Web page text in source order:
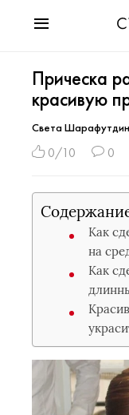
Мода
Звезды
Гороскопы
Здоровье
Хобби
Разное
Праздники
Прическа
красивую
Света
0/10 0
Как
на
Как